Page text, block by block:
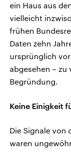
ein Haus aus
vielleicht
frühen
Daten zehn
ursprünglich
abgesehen –
Begründung.
Keine Einigkeit
Die Signale von
waren